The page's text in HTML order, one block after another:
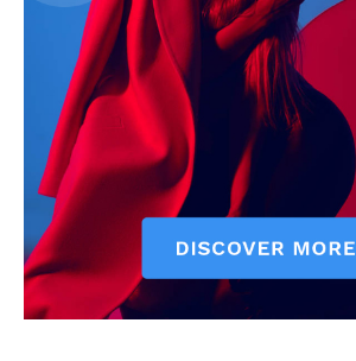
SUBSCRIBE NOW
Company